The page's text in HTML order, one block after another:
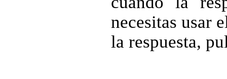
necesitas usar
la respuesta,